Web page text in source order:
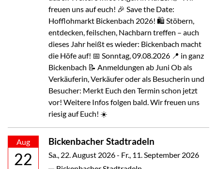
freuen uns auf euch! 🎉 Save the Date:
Hofflohmarkt Bickenbach 2026! 🛍️ Stöbern,
entdecken, feilschen, Nachbarn treffen – auch
dieses Jahr heißt es wieder: Bickenbach macht
die Höfe auf! 📅 Sonntag, 09.08.2026 📍 in ganz
Bickenbach 📝 Anmeldungen ab Juni Ob als
Verkäuferin, Verkäufer oder als Besucherin und
Besucher: Merkt Euch den Termin schon jetzt
vor! Weitere Infos folgen bald. Wir freuen uns
riesig auf Euch! ☀️
Aug
22
Bickenbacher Stadtradeln
Sa., 22. August 2026- Fr., 11. September 2026